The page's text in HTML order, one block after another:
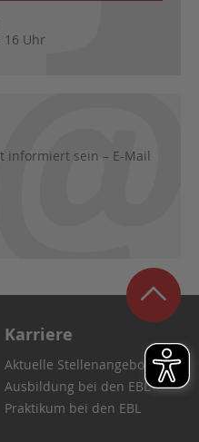
16 Uhr
informiert sein – E-Mail
Karriere
Aktuelle Stellenangebote
Ausbildung bei den EBL
Praktikum bei den EBL